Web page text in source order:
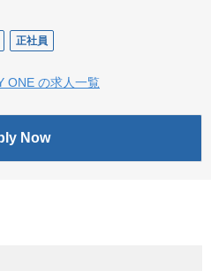
正社員
ONE の求人一覧
Now